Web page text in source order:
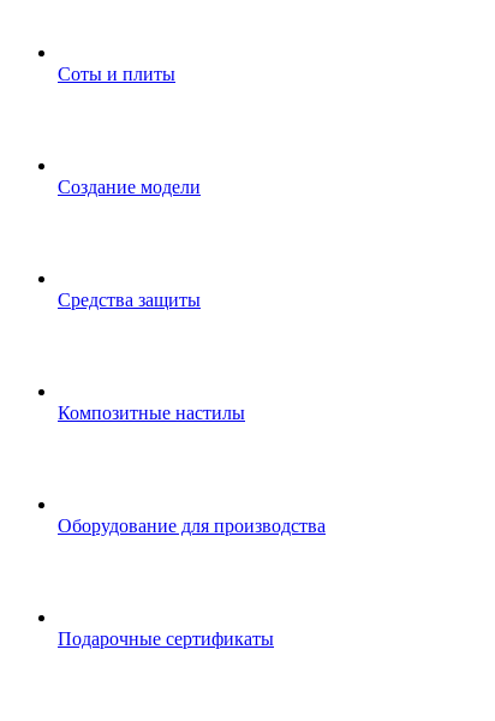
Соты и плиты
Создание модели
Средства защиты
Композитные настилы
Оборудование для производства
Подарочные сертификаты